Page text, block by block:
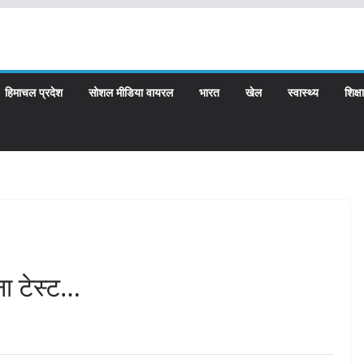
हिमाचल प्रदेश सोशल मीडिया वायरल भारत खेल स्वास्थ्य शिक्षा
टेस्ट…